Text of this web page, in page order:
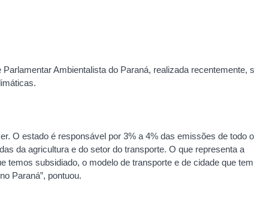
Ambientalista do Paraná, realizada recentemente,
O estado é responsável por 3% a 4% das emissões de todo o
da agricultura e do setor do transporte. O que representa a
temos subsidiado, o modelo de transporte e de cidade que
Paraná”, pontuou.